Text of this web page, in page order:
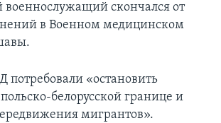
военнослужащий скончался от
в Военном медицинском
«остановить
белорусской границе и
мигрантов».